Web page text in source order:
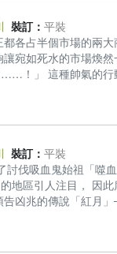
裝訂： 平裝
各占半個市場的兩
宛如死水的市場煥
……！」 這種帥氣的
年10月電視動畫化播
裝訂： 平裝
伐吸血鬼始祖「噬
地區引人注目， 因
告凶兆的傳說「紅月
視動畫化播映!! ★「
聞奇譚，腥風血雨的